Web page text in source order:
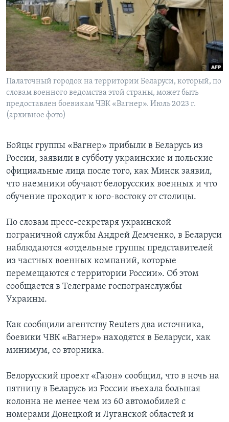
Learning English
СОЦИАЛЬНЫЕ СЕТИ
Языки
Палаточный городок на территории Беларуси, который, по
словам военного ведомства этой страны, может быть
предоставлен боевикам ЧВК «Вагнер». Июль 2023 г.
(архивное фото)
Бойцы группы «Вагнер» прибыли в Беларусь из
России, заявили в субботу украинские и польские
официальные лица после того, как Минск заявил,
что наемники обучают белорусских военных и что
обучение проходит к юго-востоку от столицы.
По словам пресс-секретаря украинской
пограничной службы Андрей Демченко, в Беларуси
наблюдаются «отдельные группы представителей
из частных военных компаний, которые
перемещаются с территории России». Об этом
сообщается в Телеграме госпогранслужбы
Украины.
Как сообщили агентству Reuters два источника,
боевики ЧВК «Вагнер» находятся в Беларуси, как
минимум, со вторника.
Белорусский проект «Гаюн» сообщил, что в ночь на
пятницу в Беларусь из России въехала большая
колонна не менее чем из 60 автомобилей с
номерами Донецкой и Луганской областей и